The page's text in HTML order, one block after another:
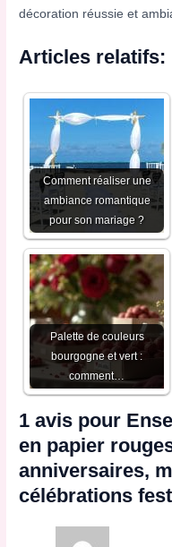
décoration réussie et
Articles relatifs:
Comment réaliser une
ambiance romantique
pour son mariage ?
Palette de couleurs
bourgogne et vert :
comment…
1 avis pour
en papier
anniversaires,
célébrations